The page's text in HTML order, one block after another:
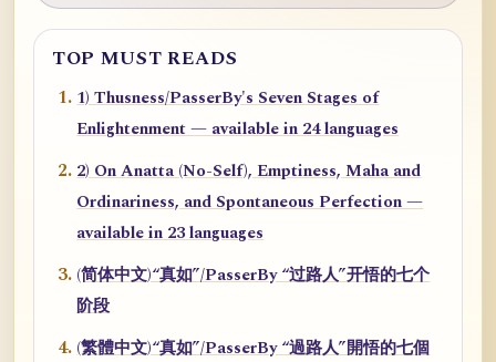
TOP MUST READS
1) Thusness/PasserBy's Seven Stages of
Enlightenment — available in 24 languages
2) On Anatta (No-Self), Emptiness, Maha and
Ordinariness, and Spontaneous Perfection —
available in 23 languages
(简体中文)“真如”/PasserBy “过路人”开悟的七个
阶段
(繁體中文)“真如”/PasserBy “過路人”開悟的七個